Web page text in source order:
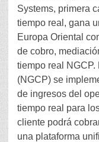
Systems, primera
tiempo real, gana
Europa Oriental
de cobro,
tiempo real
(NGCP) se
de ingresos del
tiempo real para
cliente podrá
una plataforma